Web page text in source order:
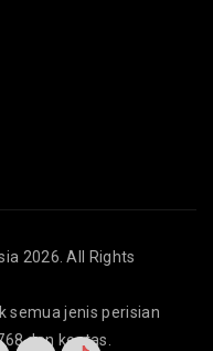
2026. All Rights
semua jenis perisian
dan keatas.